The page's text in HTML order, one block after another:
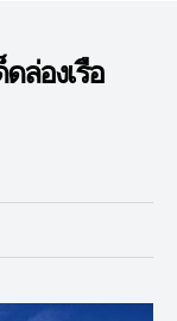
ล่องเรือ